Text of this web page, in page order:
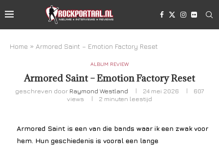
Home » Armored Saint – Emotion Factory Reset
ALBUM REVIEW
Armored Saint – Emotion Factory Reset
geschreven door Raymond Westland 24 mei 2026
607
views
2 minuten leestijd
Armored Saint is een van die bands waar ik een zwak voor
hem. Hun geschiedenis is vooral een lange